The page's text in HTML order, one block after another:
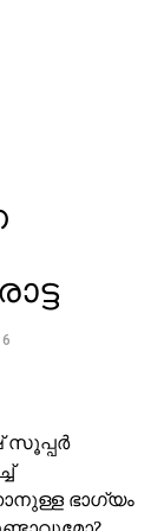
സൂപ്പര്‍
ഭാഗ്യം